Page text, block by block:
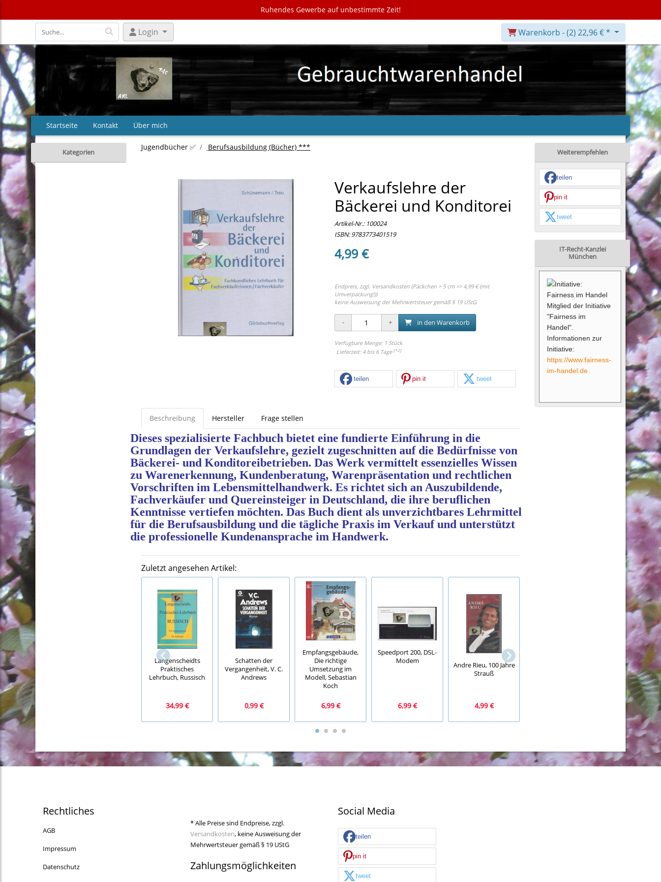
Ruhendes Gewerbe auf unbestimmte Zeit!
Login Warenkorb -(2) 22,96 € *
Startseite Kontakt Über mich
Kategorien
Jugendbücher ✅ Berufsausbildung (Bücher) ***
Verkaufslehre der
Bäckerei und Konditorei
Artikel-Nr.: 100024
ISBN: 9783773401519
4,99 €
Endpreis, zzgl. Versandkosten (Päckchen > 5 cm => 4,99 € (mit
Umverpackung!))
keine Ausweisung der Mehrwertsteuer gemäß § 19 UStG
in den Warenkorb
Verfügbare Menge: 1 Stück
Lieferzeit: 4 bis 6 Tage [*2]
teilen pin it tweet
Beschreibung Hersteller Frage stellen
Dieses spezialisierte Fachbuch bietet eine fundierte Einführung in die
Grundlagen der Verkaufslehre, gezielt zugeschnitten auf die Bedürfnisse von
Bäckerei- und Konditoreibetrieben. Das Werk vermittelt essenzielles Wissen
zu Warenerkennung, Kundenberatung, Warenpräsentation und rechtlichen
Vorschriften im Lebensmittelhandwerk. Es richtet sich an Auszubildende,
Fachverkäufer und Quereinsteiger in Deutschland, die ihre beruflichen
Kenntnisse vertiefen möchten. Das Buch dient als unverzichtbares Lehrmittel
für die Berufsausbildung und die tägliche Praxis im Verkauf und unterstützt
die professionelle Kundenansprache im Handwerk.
Zuletzt angesehen Artikel:
Langenscheidts
Praktisches
Lehrbuch, Russisch
34,99 €
Schatten der
Vergangenheit, V. C.
Andrews
0,99 €
Empfangsgebäude,
Die richtige
Umsetzung im
Modell, Sebastian
Koch
6,99 €
Speedport 200, DSL-
Modem
6,99 €
Andre Rieu, 100 Jahre
Strauß
4,99 €
Nun singet und
froh, Große
Weihnacht, CD
3,99 €
Weiterempfehlen
teilen
pin it
tweet
IT-Recht-Kanzlei
München
Mitglied der Initiative
"Fairness im
Handel".
Informationen zur
Initiative:
https://www.fairness-
im-handel.de
Rechtliches
AGB
Impressum
Datenschutz
* Alle Preise sind Endpreise, zzgl.
Versandkosten, keine Ausweisung der
Mehrwertsteuer gemäß § 19 UStG
Zahlungsmöglichkeiten
Social Media
teilen
pin it
tweet